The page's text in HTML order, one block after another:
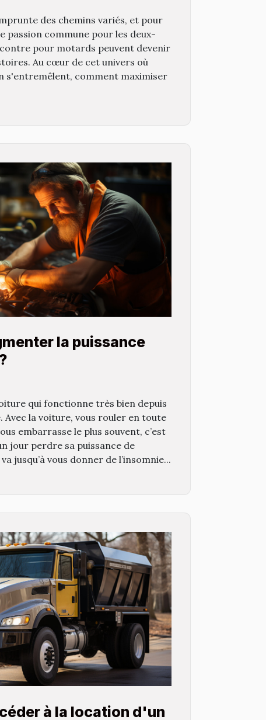
des chemins variés, et pour
passion commune pour les deux-
pour motards peuvent devenir
Au cœur de cet univers où
s'entremêlent, comment maximiser
la puissance
qui fonctionne très bien depuis
Avec la voiture, vous rouler en toute
embarrasse le plus souvent, c’est
jour perdre sa puissance de
jusqu’à vous donner de l’insomnie...
à la location d'un